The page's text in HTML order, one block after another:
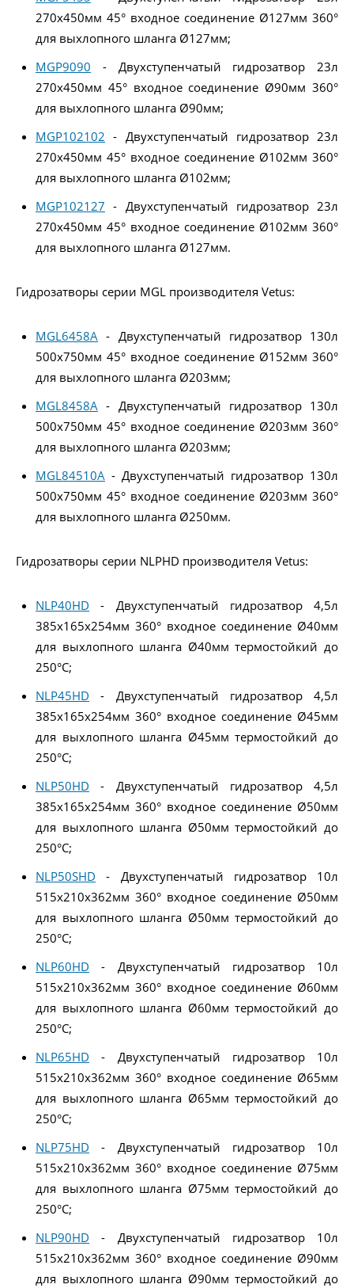
270x450мм 45° входное соединение Ø127мм 360°
для выхлопного шланга Ø127мм;
MGP9090 - Двухступенчатый гидрозатвор 23л
270x450мм 45° входное соединение Ø90мм 360°
для выхлопного шланга Ø90мм;
MGP102102 - Двухступенчатый гидрозатвор 23л
270x450мм 45° входное соединение Ø102мм 360°
для выхлопного шланга Ø102мм;
MGP102127 - Двухступенчатый гидрозатвор 23л
270x450мм 45° входное соединение Ø102мм 360°
для выхлопного шланга Ø127мм.
Гидрозатворы серии MGL производителя Vetus:
MGL6458A - Двухступенчатый гидрозатвор 130л
500x750мм 45° входное соединение Ø152мм 360°
для выхлопного шланга Ø203мм;
MGL8458A - Двухступенчатый гидрозатвор 130л
500x750мм 45° входное соединение Ø203мм 360°
для выхлопного шланга Ø203мм;
MGL84510A - Двухступенчатый гидрозатвор 130л
500x750мм 45° входное соединение Ø203мм 360°
для выхлопного шланга Ø250мм.
Гидрозатворы серии NLPHD производителя Vetus:
NLP40HD - Двухступенчатый гидрозатвор 4,5л
385x165x254мм 360° входное соединение Ø40мм
для выхлопного шланга Ø40мм термостойкий до
250°C;
NLP45HD - Двухступенчатый гидрозатвор 4,5л
385x165x254мм 360° входное соединение Ø45мм
для выхлопного шланга Ø45мм термостойкий до
250°C;
NLP50HD - Двухступенчатый гидрозатвор 4,5л
385x165x254мм 360° входное соединение Ø50мм
для выхлопного шланга Ø50мм термостойкий до
250°C;
NLP50SHD - Двухступенчатый гидрозатвор 10л
515x210x362мм 360° входное соединение Ø50мм
для выхлопного шланга Ø50мм термостойкий до
250°C;
NLP60HD - Двухступенчатый гидрозатвор 10л
515x210x362мм 360° входное соединение Ø60мм
для выхлопного шланга Ø60мм термостойкий до
250°C;
NLP65HD - Двухступенчатый гидрозатвор 10л
515x210x362мм 360° входное соединение Ø65мм
для выхлопного шланга Ø65мм термостойкий до
250°C;
NLP75HD - Двухступенчатый гидрозатвор 10л
515x210x362мм 360° входное соединение Ø75мм
для выхлопного шланга Ø75мм термостойкий до
250°C;
NLP90HD - Двухступенчатый гидрозатвор 10л
515x210x362мм 360° входное соединение Ø90мм
для выхлопного шланга Ø90мм термостойкий до